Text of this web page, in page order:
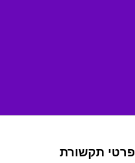
פרטי תקשורת